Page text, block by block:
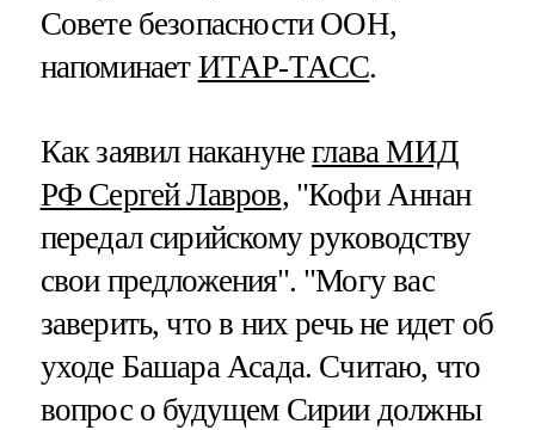
Совете безопасности ООН,
напоминает ИТАР-ТАСС.
Как заявил наканунеглава МИД
РФ Сергей Лавров, "Кофи Аннан
передал сирийскому руководству
свои предложения". "Могу вас
заверить, что в них речь не идет об
уходе Башара Асада. Считаю, что
вопрос о будущем Сирии должны